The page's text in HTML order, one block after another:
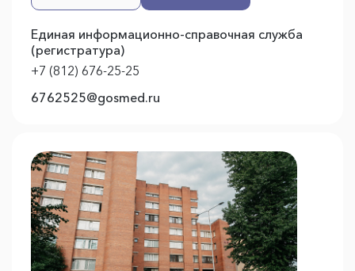
Единая информационно-справочная служба
(регистратура)
+7 (812) 676-25-25
6762525@gosmed.ru